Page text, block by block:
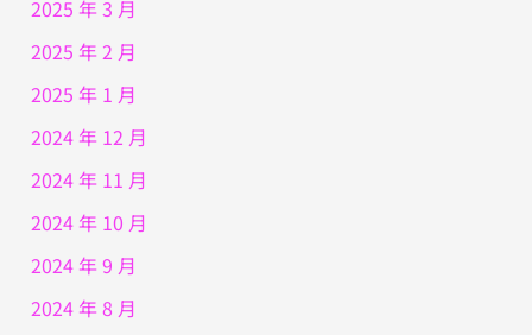
2025 年 3 月
2025 年 2 月
2025 年 1 月
2024 年 12 月
2024 年 11 月
2024 年 10 月
2024 年 9 月
2024 年 8 月